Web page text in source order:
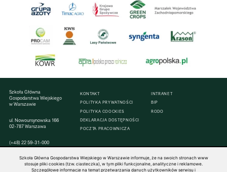
Szkoła Główna
Gospodarstwa Wiejskiego
w Warszawie
ul. Nowoursynowska 166
02-787 Warszawa
(+48) 22 59-31-000
KONTAKT
POLITYKA PRYWATNOŚCI
POLITYKA COOCKIES
DEKLARACJA DOSTĘPNOŚCI
POCZTA PRACOWNICZA
INTRANET
BIP
RODO
Szkoła Główna Gospodarstwa Wiejskiego w Warszawie informuje, że na swoich stronach www
stosuje pliki cookies (tzw. ciasteczka), w tym pliki funkcjonalne, analityczne i reklamowe.
Szczegółowe informacje na temat przetwarzania danych użytkowników serwisu i